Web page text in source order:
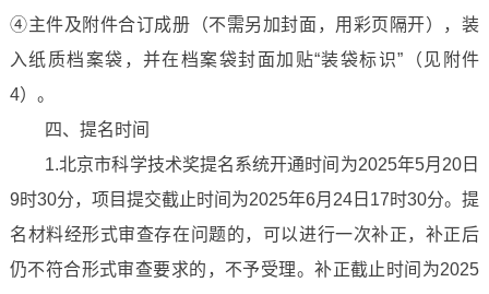
④主件及附件合订成册（不需另加封面，用彩页隔开），装
入纸质档案袋，并在档案袋封面加贴“装袋标识”（见附件
4）。
四、提名时间
1.北京市科学技术奖提名系统开通时间为2025年5月20日
9时30分，项目提交截止时间为2025年6月24日17时30分。提
名材料经形式审查存在问题的，可以进行一次补正，补正后
仍不符合形式审查要求的，不予受理。补正截止时间为2025